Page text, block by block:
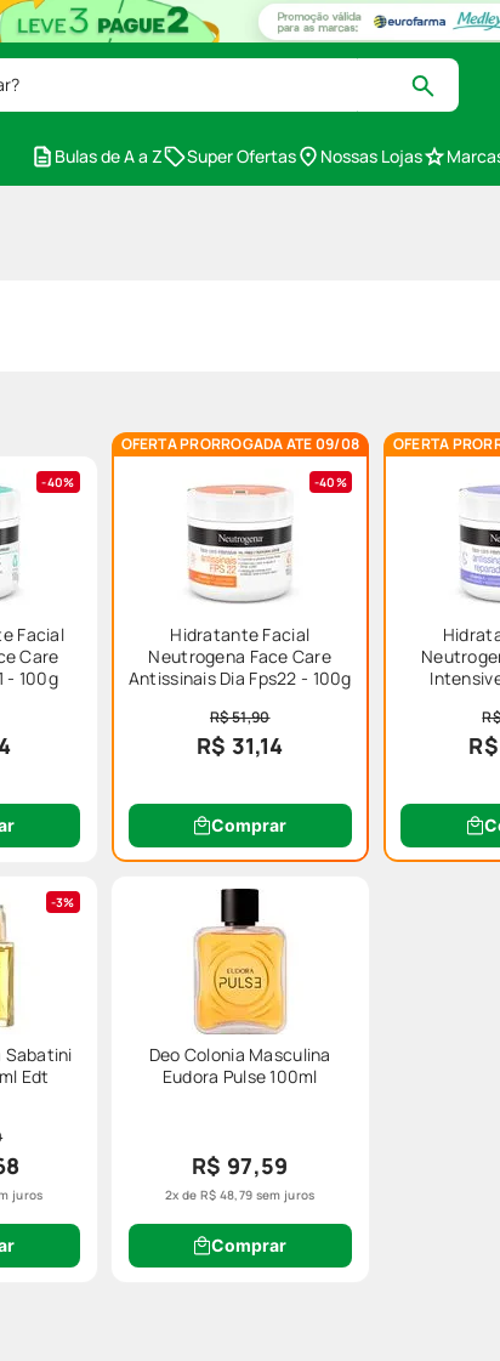
Bulas de A a Z Super Ofertas Nossas Lojas
40%
Facial
Care
- 100g
OFERTA PRORROGADA ATE 09/08
40%
Hidratante Facial
Neutrogena Face Care
Antissinais Dia Fps22 - 100g
R$ 51,90
R$ 31,14
Comprar
OFERTA
3%
Sabatini
Edt
juros
Deo Colonia Masculina
Eudora Pulse 100ml
R$ 97,59
2x de R$ 48,79 sem juros
Comprar